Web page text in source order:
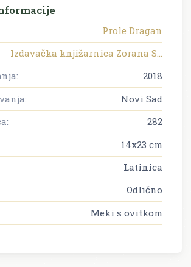
Prole Dragan
Izdavačka knjižarnica Zorana S...
2018
Novi Sad
282
14x23 cm
Latinica
Odlično
Meki s ovitkom